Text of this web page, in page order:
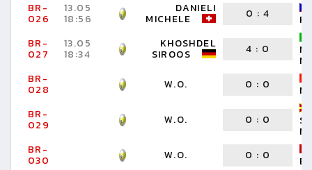
BR-
026
13.05
18:56
DANIELI
MICHELE 0 : 4
BR-
027
13.05
18:34
KHOSHDEL
SIROOS 4 : 0
BR-
028 W.O. 0 : 0
BR-
029 W.O. 0 : 0
BR-
030 W.O. 0 : 0